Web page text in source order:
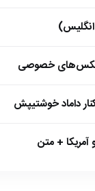
عکس‌های خصوصی
داماد خوشتیپش
+ متن